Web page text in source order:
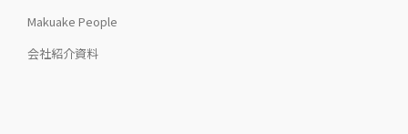
Makuake People
会社紹介資料